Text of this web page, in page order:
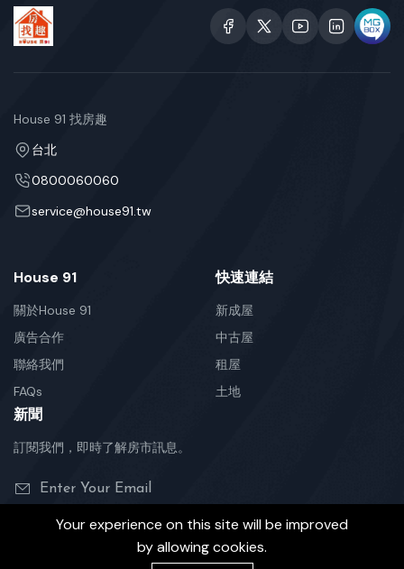
House 91 找房趣
台北
0800060060
service@house91.tw
House 91
關於House 91
廣告合作
聯絡我們
FAQs
快速連結
新成屋
中古屋
租屋
土地
新聞
訂閱我們，即時了解房市訊息。
©2026 House91 is Design by Gama AI.
Your experience on this site will be improved
by allowing cookies.